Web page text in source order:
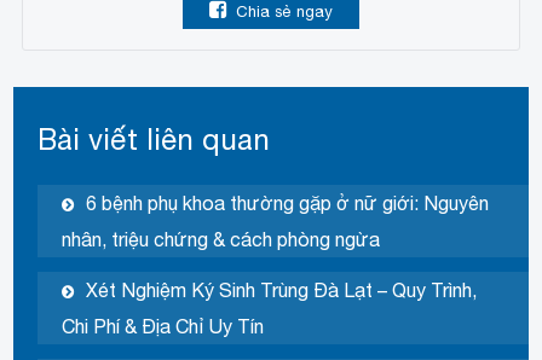
Chia sẻ ngay
Bài viết liên quan
6 bệnh phụ khoa thường gặp ở nữ giới: Nguyên
nhân, triệu chứng & cách phòng ngừa
Xét Nghiệm Ký Sinh Trùng Đà Lạt – Quy Trình,
Chi Phí & Địa Chỉ Uy Tín